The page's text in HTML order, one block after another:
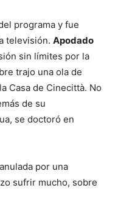
programa y fue
televisión. Apodado
sin límites por la
trajo una ola de
Casa de Cinecittà. No
de su
se doctoró en
por una
sufrir mucho, sobre